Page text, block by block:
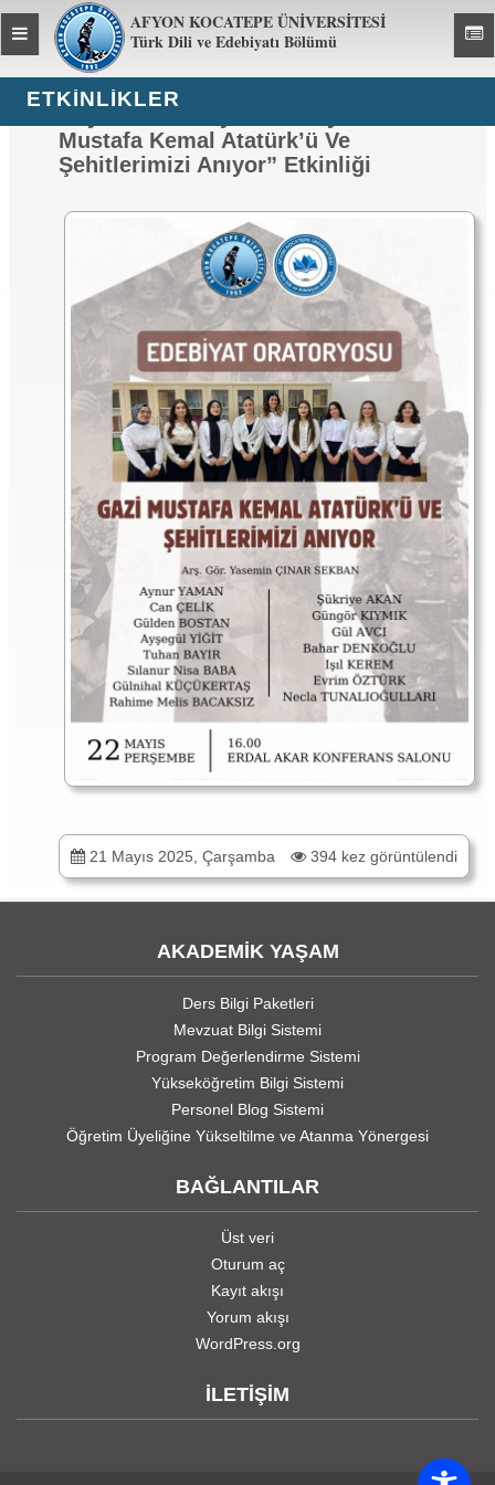
AFYON KOCATEPE ÜNİVERSİTESİ
Türk Dili ve Edebiyatı Bölümü
Toggle
global
navigation
ETKİNLİKLER
Mustafa Kemal Atatürk’ü Ve
Şehitlerimizi Anıyor” Etkinliği
21 Mayıs 2025, Çarşamba 394 kez görüntülendi
AKADEMİK YAŞAM
Ders Bilgi Paketleri
Mevzuat Bilgi Sistemi
Program Değerlendirme Sistemi
Yükseköğretim Bilgi Sistemi
Personel Blog Sistemi
Öğretim Üyeliğine Yükseltilme ve Atanma Yönergesi
BAĞLANTILAR
Üst veri
Oturum aç
Kayıt akışı
Yorum akışı
WordPress.org
İLETİŞİM